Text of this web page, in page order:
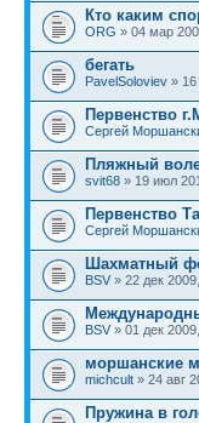
Кто каким
ORG » 04 мар
бегать
PavelSoloviev » 16
Первенство
Сергей
Пляжный
svit68 » 19 июл
Первенство
Сергей
Шахматный
BSV » 22 дек
BSV » 01 дек
моршанские
michcult » 24 авг
Пружина в